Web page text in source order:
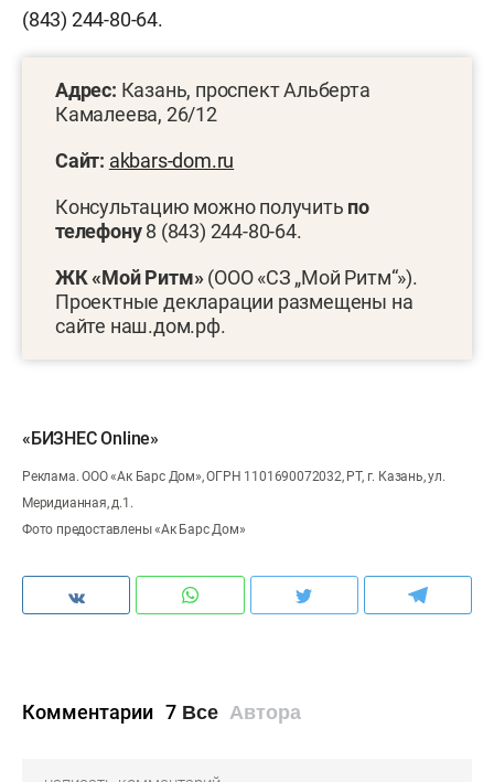
(843) 244-80-64.
Адрес: Казань, проспект Альберта
Камалеева, 26/12
Сайт: akbars-dom.ru
Консультацию можно получить по
телефону8 (843) 244-80-64.
ЖК «Мой Ритм»(ООО «СЗ „Мой Ритм“»).
Проектные декларации размещены на
сайте наш.дом.рф.
«БИЗНЕС Online»
Реклама. ООО «Ак Барс Дом», ОГРН 1101690072032, РТ, г. Казань, ул.
Меридианная, д.1.
Фото предоставлены «Ак Барс Дом»
Комментарии 7 Все Автора